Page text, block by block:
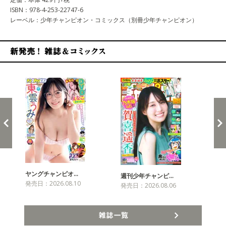
ISBN：978-4-253-22747-6
レーベル：少年チャンピオン・コミックス（別冊少年チャンピオン）
ヤングチャンピオ…
発売日：2026.08.10
週刊少年チャンピ…
発売日：2026.08.06